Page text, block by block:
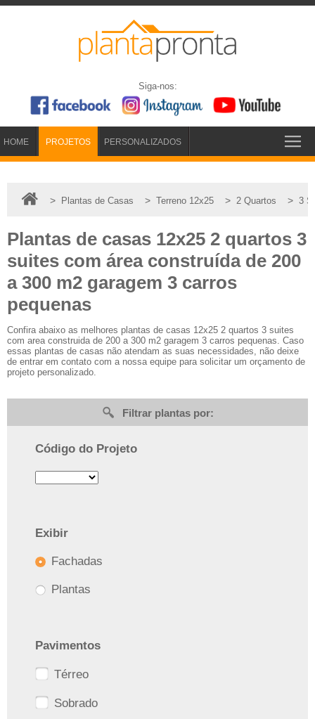
Siga-nos:
HOME PROJETOS PERSONALIZADOS
> Plantas de Casas > Terreno 12x25 > 2 Quartos > 3
Plantas de casas 12x25 2 quartos 3
suites com área construída de 200
a 300 m2 garagem 3 carros
pequenas
Confira abaixo as melhores plantas de casas 12x25 2 quartos 3 suites
com area construida de 200 a 300 m2 garagem 3 carros pequenas. Caso
essas plantas de casas não atendam as suas necessidades, não deixe
de entrar em contato com a nossa equipe para solicitar um orçamento de
projeto personalizado.
Filtrar plantas por:
Código do Projeto
Exibir
Fachadas
Plantas
Pavimentos
Térreo
Sobrado